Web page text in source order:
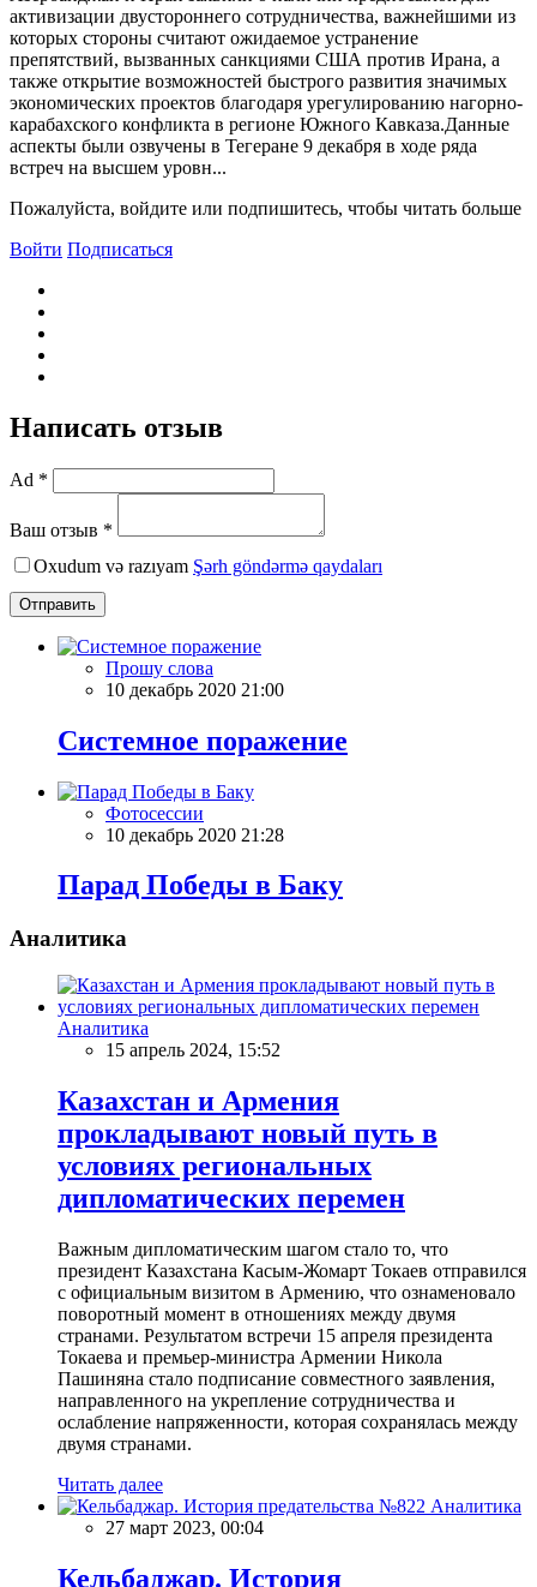
активизации двустороннего сотрудничества, важнейшими из
которых стороны считают ожидаемое устранение
препятствий, вызванных санкциями США против Ирана, а
также открытие возможностей быстрого развития значимых
экономических проектов благодаря урегулированию нагорно-
карабахского конфликта в регионе Южного Кавказа.Данные
аспекты были озвучены в Тегеране 9 декабря в ходе ряда
встреч на высшем уровн...
Пожалуйста, войдите или подпишитесь, чтобы читать больше
Войти Подписаться
Написать отзыв
Ad *
Ваш отзыв *
Oxudum və razıyam Şərh göndərmə qaydaları
Отправить
Прошу слова
10 декабрь 2020 21:00
Системное поражение
Фотосессии
10 декабрь 2020 21:28
Парад Победы в Баку
Аналитика
Аналитика
15 апрель 2024, 15:52
Казахстан и Армения
прокладывают новый путь в
условиях региональных
дипломатических перемен
Важным дипломатическим шагом стало то, что
президент Казахстана Касым-Жомарт Токаев отправился
с официальным визитом в Армению, что ознаменовало
поворотный момент в отношениях между двумя
странами. Результатом встречи 15 апреля президента
Токаева и премьер-министра Армении Никола
Пашиняна стало подписание совместного заявления,
направленного на укрепление сотрудничества и
ослабление напряженности, которая сохранялась между
двумя странами.
Читать далее
Аналитика
27 март 2023, 00:04
Кельбаджар. История